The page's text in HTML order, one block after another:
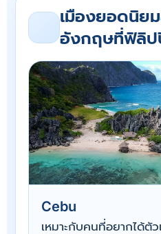
เมืองยอดนิยม
อังกฤษที่ฟิลิป
Cebu
เหมาะกับคนที่อยากได้ตัว